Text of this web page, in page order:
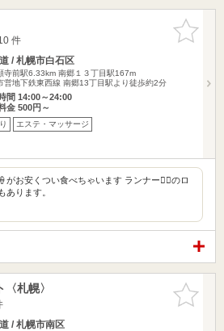
お気に入
りに追加
件
/ 札幌市白石区
寺前駅6.33km 南郷１３丁目駅167m
営地下鉄東西線 南郷13丁目駅より徒歩約2分
間 14:00～24:00
金 500円～
エステ・マッサージ
がお安くつい食べちゃいます ランナー🏃‍♀️のロ
あります。
お気に入
りに追加
札幌〉
/ 札幌市南区